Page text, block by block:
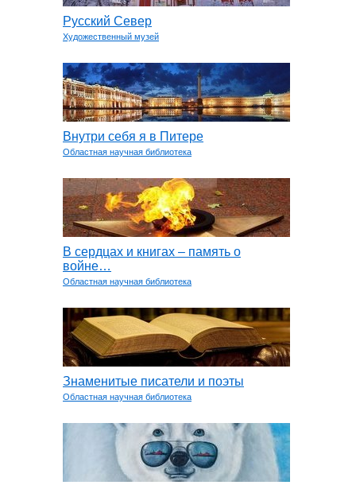
Русский Север
Художественный музей
Внутри себя я в Питере
Областная научная библиотека
В сердцах и книгах – память о
войне…
Областная научная библиотека
Знаменитые писатели и поэты
Областная научная библиотека